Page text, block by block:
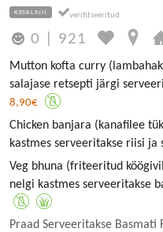
KESKLINN
0 921
Mutton kofta curry
salajase retsepti järgi
8,90€
Chicken banjara (kanafilee
kastmes serveeritakse riisi ja
Veg bhuna (friteeritud
nelgi kastmes serveeritakse
Praad Serveeritakse Basmati